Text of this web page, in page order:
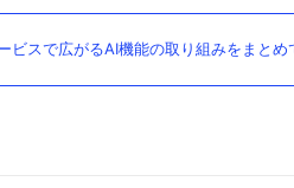
スで広がるAI機能の取り組みをまとめ